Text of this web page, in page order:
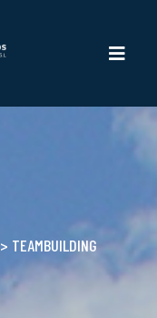
> TEAMBUILDING